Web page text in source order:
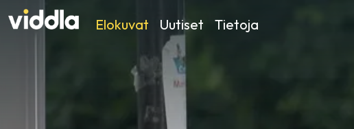
Elokuvat Uutiset Tietoja